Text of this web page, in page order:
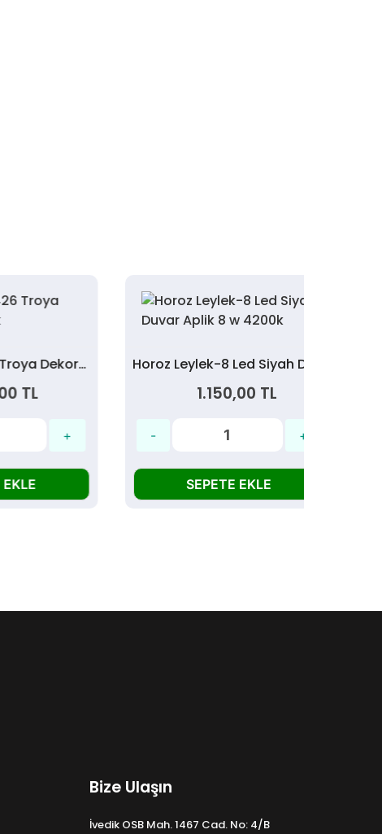
CATA CT-5426 Troya Dekoratif Aplik Horoz Leylek-8 Led Siyah Duvar Aplik 8 w 4200k
1.150,00 TL
SEPETE EKLE
Bize Ulaşın
İvedik OSB Mah. 1467 Cad. No: 4/B